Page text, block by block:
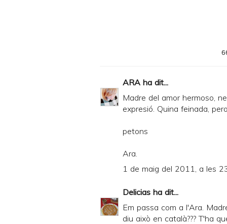
ARA ha dit...
Madre del amor hermoso,
expresió. Quina feinada,
petons
Ara.
1 de maig del 2011, a les
Delicias ha dit...
Em passa com a l'Ara.
diu això en català??? T'ha